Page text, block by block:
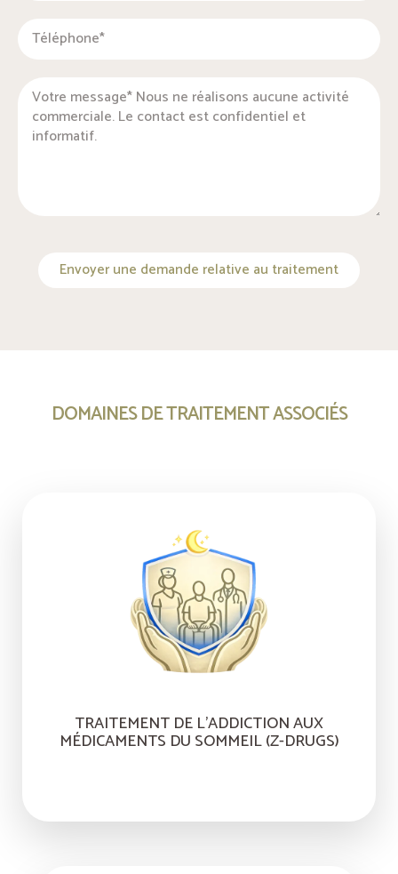
Envoyer une demande relative au traitement
DOMAINES DE TRAITEMENT ASSOCIÉS
TRAITEMENT DE L’ADDICTION AUX
MÉDICAMENTS DU SOMMEIL (Z-DRUGS)